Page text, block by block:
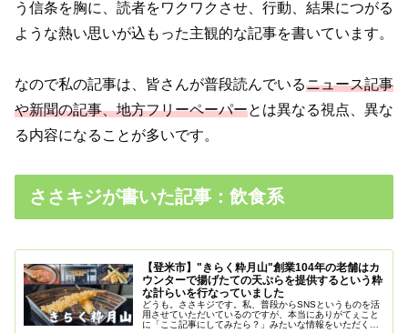
う信条を胸に、読者をワクワクさせ、行動、結果につがる
ような熱い思いが込もった主観的な記事を書いています。
なので私の記事は、皆さんが普段読んでいるニュース記事
や新聞の記事、地方フリーペーパーとは異なる視点、異な
る内容になることが多いです。
ささキジが書いた記事：飲食系
【登米市】"きらく粋月山"創業104年の老舗はカ
ウンターで揚げたての天ぷらを提供するという粋
な計らいを行なっていました
どうも。ささキジです。私、普段からSNSというものを活
用させていただいているのですが、本当にありがてぇこと
に「ここ記事にしてみたら？」みたいな情報をいただくこ